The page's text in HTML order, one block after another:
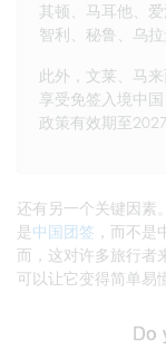
其顿、马耳他、
智利、秘鲁、乌
此外，文莱、马
享受免签入境中
政策有效期至
还有另一个关键因素
是中国团签 ，而不
而，这对许多旅行者
可以让它变得简单易